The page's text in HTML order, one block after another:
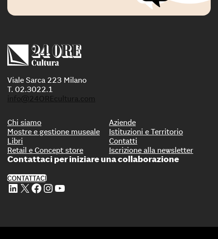
Viale Sarca 223 Milano
T. 02.3022.1
info@24OREcultura.com
Chi siamo
Mostre e gestione museale
Libri
Retail e Concept store
Aziende
Istituzioni e Territorio
Contatti
Iscrizione alla newsletter
Contattaci per iniziare una collaborazione
CONTATTACI
Profilo Linkedin di 24 ORE Cultura Profilo X di 24 ORE Cultura Profilo Facebook di 24 ORE Cultura Profilo Instagram di 24 ORE Cultura Profilo Youtube di 24 ORE Cultura